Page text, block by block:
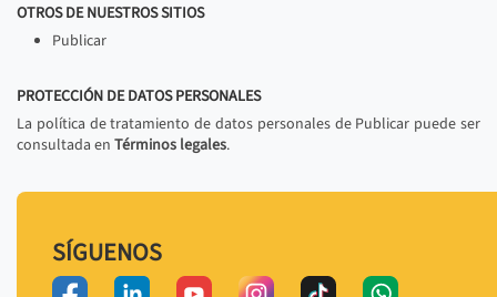
OTROS DE NUESTROS SITIOS
Publicar
PROTECCIÓN DE DATOS PERSONALES
La política de tratamiento de datos personales de Publicar puede ser
consultada en Términos legales.
SÍGUENOS